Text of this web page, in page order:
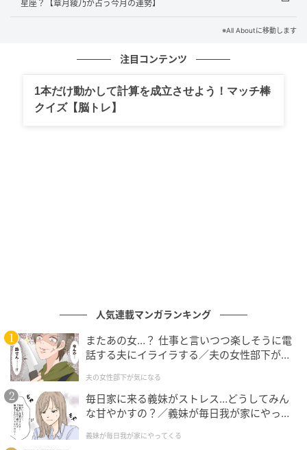
星座？【章月綾乃が占う今月の運勢】
※All Aboutに移動します
注目コンテンツ
1本だけ動かして計算を成立させよう！マッチ棒
クイズ【脳トレ】
人気連載マンガランキング
またあの女…？ 仕事と言いつつ楽しそうに電
話する夫にイライラする／夫の女性部下が気
夫の女性部下が気になる
毎日家に来る義妹がストレス…どうしてみん
な甘やかすの？／義妹が毎日我が家にやって
が】
義妹が毎日我が家にやってくる